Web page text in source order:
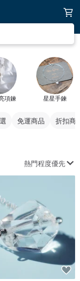
項鍊 星星手鍊
免運商品 折扣商
熱門程度優先